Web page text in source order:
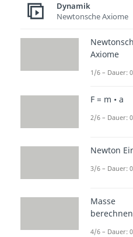
daN
mN
(
Dynamik
Newtonsche Axiome
Axiome
1/6 – Dauer:
F = m • a
2/6 – Dauer:
Newton
3/6 – Dauer:
Masse
berechnen
4/6 – Dauer: